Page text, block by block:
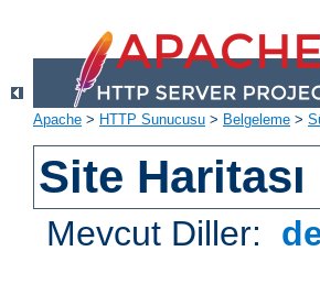
Apache > HTTP Sunucusu > Belgeleme >
Site Haritası
Mevcut Diller: